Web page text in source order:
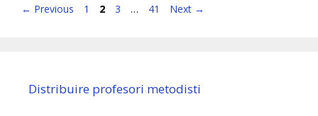
← Previous Page
1 Page
2 Page
3 … Page
41 Next →
Distribuire profesori metodisti